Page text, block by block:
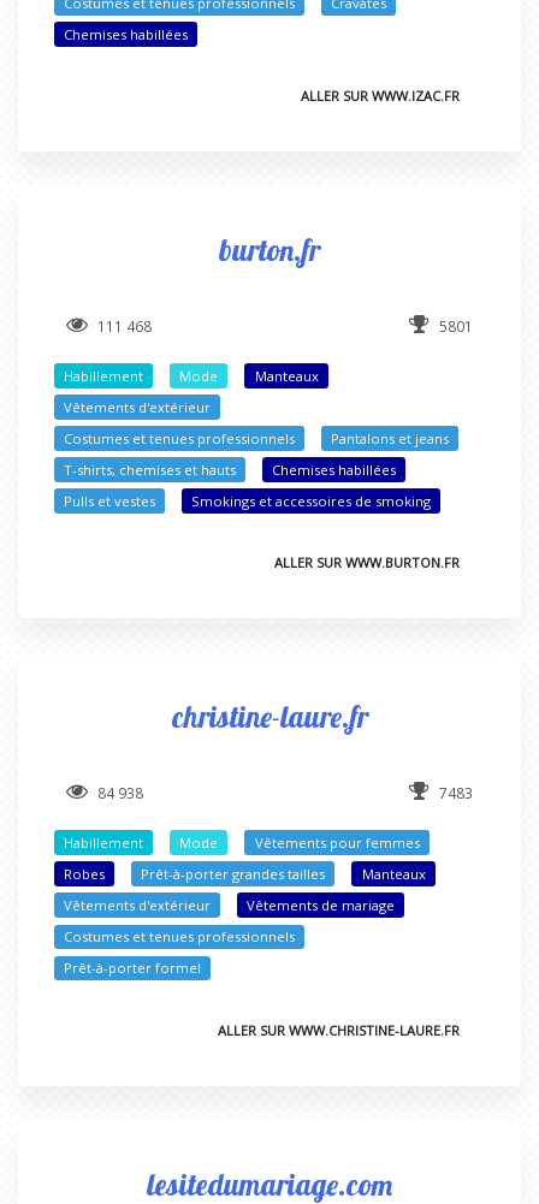
Chemises habillées
ALLER SUR WWW.IZAC.FR
burton.fr
111 468 5801
Habillement Mode
Manteaux
Vêtements d'extérieur
Costumes et tenues professionnels
Pantalons et jeans
T-shirts, chemises et hauts
Chemises habillées
Pulls et vestes
Smokings et accessoires de smoking
ALLER SUR WWW.BURTON.FR
christine-laure.fr
84 938 7483
Habillement Mode
Vêtements pour femmes
Robes
Prêt-à-porter grandes tailles
Manteaux
Vêtements d'extérieur
Vêtements de mariage
Costumes et tenues professionnels
Prêt-à-porter formel
ALLER SUR WWW.CHRISTINE-LAURE.FR
lesitedumariage.com